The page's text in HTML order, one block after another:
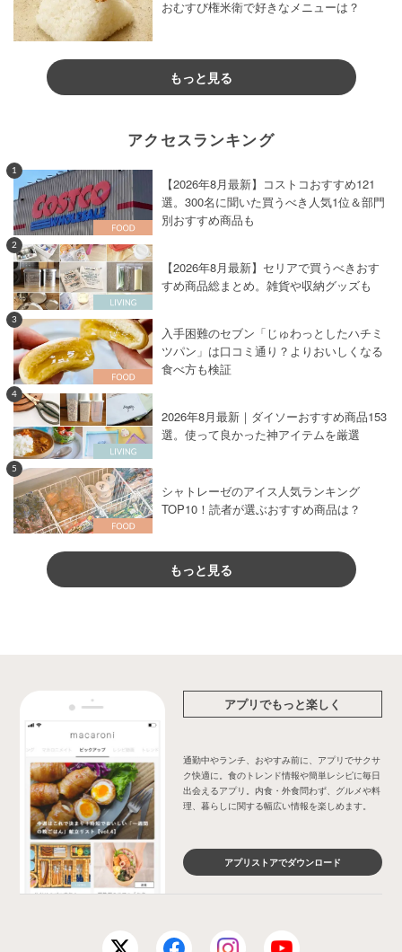
おむすび権米衛で好きなメニューは？
もっと見る
アクセスランキング
1
【2026年8月最新】コストコおすすめ121
選。300名に聞いた買うべき人気1位＆部門
別おすすめ商品も
2
【2026年8月最新】セリアで買うべきおす
すめ商品総まとめ。雑貨や収納グッズも
3
入手困難のセブン「じゅわっとしたハチミ
ツパン」は口コミ通り？よりおいしくなる
食べ方も検証
4
2026年8月最新｜ダイソーおすすめ商品153
選。使って良かった神アイテムを厳選
5
シャトレーゼのアイス人気ランキング
TOP10！読者が選ぶおすすめ商品は？
もっと見る
アプリでもっと楽しく
通勤中やランチ、おやすみ前に、アプリでサクサ
ク快適に。食のトレンド情報や簡単レシピに毎日
出会えるアプリ。内食・外食問わず、グルメや料
理、暮らしに関する幅広い情報を楽しめます。
アプリストアでダウンロード